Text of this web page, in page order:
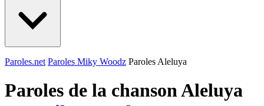
Paroles.net Paroles Miky Woodz Paroles Aleluya
Paroles de la chanson Aleluya